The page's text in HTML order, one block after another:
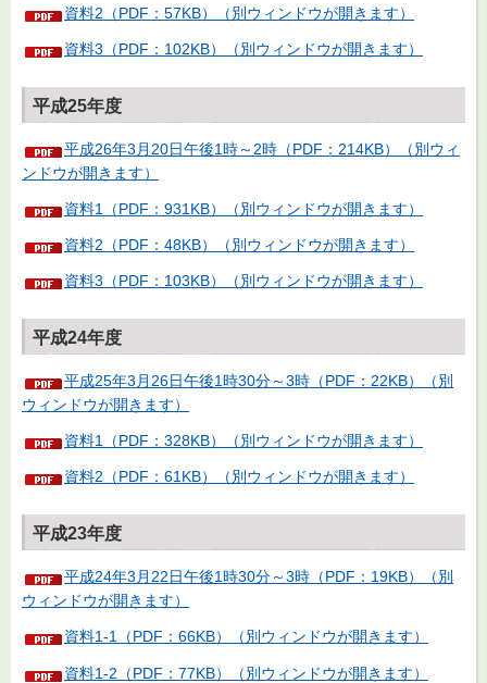
資料2（PDF：57KB）（別ウィンドウが開きます）
資料3（PDF：102KB）（別ウィンドウが開きます）
平成25年度
平成26年3月20日午後1時～2時（PDF：214KB）（別ウィ
ンドウが開きます）
資料1（PDF：931KB）（別ウィンドウが開きます）
資料2（PDF：48KB）（別ウィンドウが開きます）
資料3（PDF：103KB）（別ウィンドウが開きます）
平成24年度
平成25年3月26日午後1時30分～3時（PDF：22KB）（別
ウィンドウが開きます）
資料1（PDF：328KB）（別ウィンドウが開きます）
資料2（PDF：61KB）（別ウィンドウが開きます）
平成23年度
平成24年3月22日午後1時30分～3時（PDF：19KB）（別
ウィンドウが開きます）
資料1-1（PDF：66KB）（別ウィンドウが開きます）
資料1-2（PDF：77KB）（別ウィンドウが開きます）